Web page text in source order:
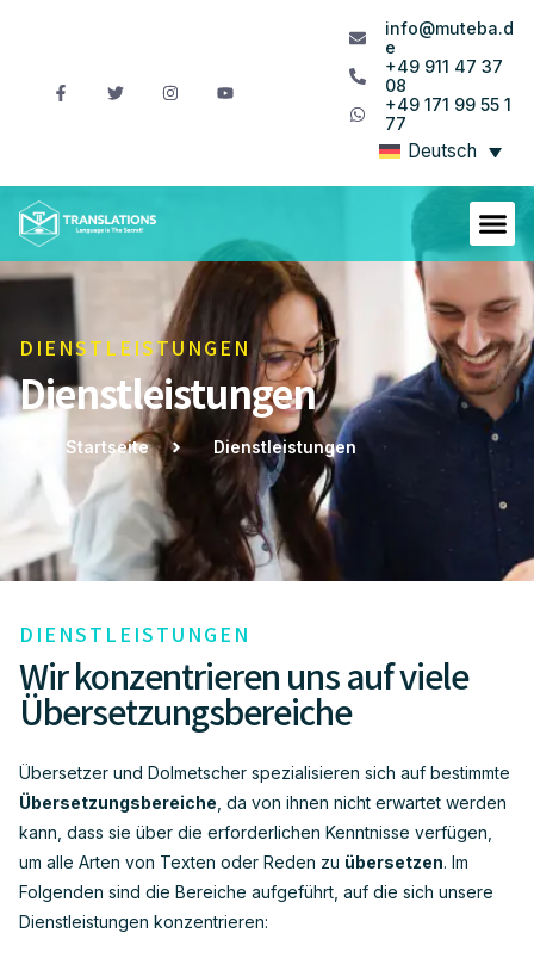
info@muteba.d
e
+49 911 47 37
08
+49 171 99 55 1
77
Deutsch
DIENSTLEISTUNGEN
Dienstleistungen
Startseite Dienstleistungen
DIENSTLEISTUNGEN
Wir konzentrieren uns auf viele
Übersetzungsbereiche
Übersetzer und Dolmetscher spezialisieren sich auf bestimmte
Übersetzungsbereiche , da von ihnen nicht erwartet werden
kann, dass sie über die erforderlichen Kenntnisse verfügen,
um alle Arten von Texten oder Reden zu übersetzen. Im
Folgenden sind die Bereiche aufgeführt, auf die sich unsere
Dienstleistungen konzentrieren: